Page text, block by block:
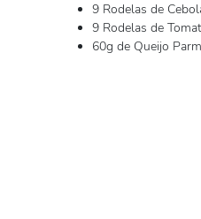
9 Rodelas de
9 Rodelas de
60g de Queijo